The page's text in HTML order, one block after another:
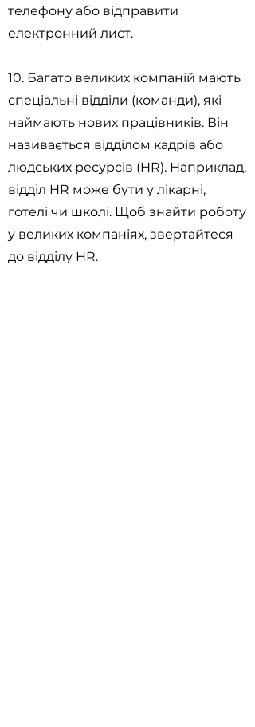
телефону або відправити
електронний лист.
10. Багато великих компаній мають
спеціальні відділи (команди), які
наймають нових працівників. Він
називається відділом кадрів або
людських ресурсів (HR). Наприклад,
відділ HR може бути у лікарні,
готелі чи школі. Щоб знайти роботу
у великих компаніях, звертайтеся
до відділу HR.